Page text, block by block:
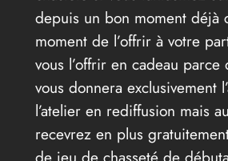
depuis un bon moment déjà
moment de l’offrir à votre
vous l’offrir en cadeau
vous donnera exclusivement
l’atelier en rediffusion mais
recevrez en plus